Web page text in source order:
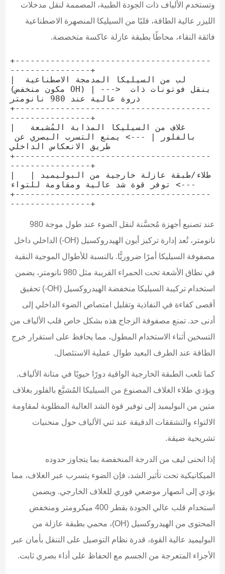
وتستخدم الألياف ذات الجودة الطبية، المصممة لنقل مدخلات
الليزر عالية الطاقة، قلبًا من السيليكا المنصهرة الاصطناعية
فائقة النقاء، محاطًا بطبقة عازلة عاكسة متخصصة.
+---------------------------------------
----------------+
(مكون منخفض OH) | ---> ينقل فوتونات ذات
ذروة عالية عند 980 نانومتر
+---------------------------------------
----------------+
بالفلور | ---> يمنع التسرب البصري عن
طريق الانعكاس الداخلي
+---------------------------------------
----------------+
---> توفر قوة شد عالية ومقاومة للتواء
+---------------------------------------
عند تصنيع أجهزة مُحسَّنة لنقل الضوء عند طول موجة 980
نانومتر، تُعد إدارة تركيز أيون الهيدروكسيل (OH-) الداخلي داخل
مصفوفة السيليكا أمرًا ضروريًّا. بالنسبة للأطوال الموجية النقية
في نطاق الأشعة تحت الحمراء القريبة مثل 980 نانومتر، يضمن
استخدام تركيبة السيليكا منخفضة الهيدروكسيل (OH-) تحقيق
أقصى كفاءة في النفاذية وتقليل امتصاص الضوء الداخلي إلى
أدنى حد. تمنع مصفوفة الزجاج هذه بشكل خاص قلب الألياف من
التسخين أثناء الاستخدام المطول، مما يحافظ على استقرار خرج
الطاقة عند الطرف البعيد طوال عملية الاستئصال.
كما تلعب الطبقة الخارجية الواقية دورًا حيويًا في متانة الألياف.
ويؤدي طلاء الغلاف المصنوع من السيليكا المُشبَّع بالفلور بغلاف
متين من البوليميد إلى توفير قوة الشد العالية المطلوبة لمقاومة
الالتواء والتشققات الدقيقة عند ثني الألياف حول منحنيات
تشريحية ضيقة.
إذا انحنى ليف من الدرجة المنخفضة بما يتجاوز حدوده
الميكانيكية تحت تأثير الشد، فإن الضوء يتسرب عبر الغلاف، مما
يؤدي إلى انصهار موضعي فوري للغلاف الخارجي. ويضمن
استخدام قلب عالي الجودة بقطر 400 ميكرومتر ومنخفض
المحتوى من الهيدروكسيل (OH)، محمي بطبقة عازلة من
البوليميد عالية القوة، قدرة نظام التوصيل على التنقل بأمان عبر
الأجزاء المتعرجة من الجسم مع الحفاظ على أداء بصري ثابت.